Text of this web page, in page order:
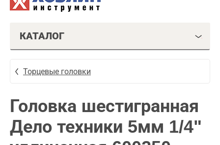
КАТАЛОГ
Торцевые головки
Головка шестигранная
Дело техники 5мм 1/4"